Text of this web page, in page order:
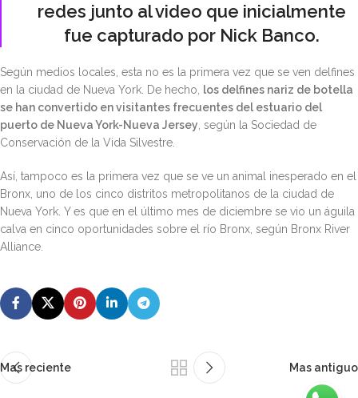
redes junto al video que inicialmente
fue capturado por Nick Banco.
Según medios locales, esta no es la primera vez que se ven delfines
en la ciudad de Nueva York. De hecho, los delfines nariz de botella
se han convertido en visitantes frecuentes del estuario del
puerto de Nueva York-Nueva Jersey, según la Sociedad de
Conservación de la Vida Silvestre.
Así, tampoco es la primera vez que se ve un animal inesperado en el
Bronx, uno de los cinco distritos metropolitanos de la ciudad de
Nueva York. Y es que en el último mes de diciembre se vio un águila
calva en cinco oportunidades sobre el río Bronx, según Bronx River
Alliance.
Mas reciente Mas antiguo